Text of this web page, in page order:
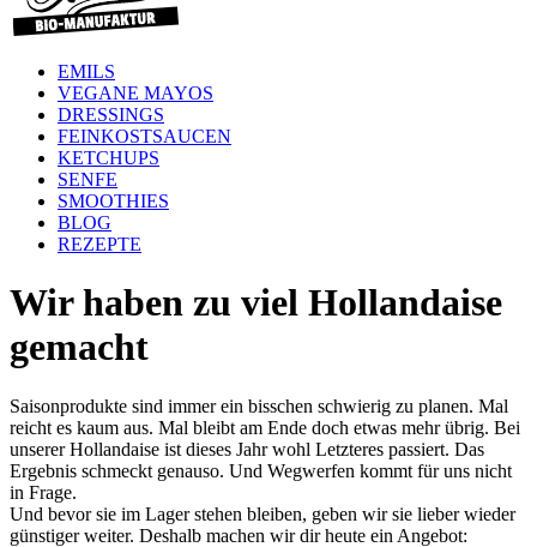
EMILS
VEGANE MAYOS
DRESSINGS
FEINKOSTSAUCEN
KETCHUPS
SENFE
SMOOTHIES
BLOG
REZEPTE
Wir haben zu viel Hollandaise
gemacht
Saisonprodukte sind immer ein bisschen schwierig zu planen. Mal
reicht es kaum aus. Mal bleibt am Ende doch etwas mehr übrig. Bei
unserer Hollandaise ist dieses Jahr wohl Letzteres passiert. Das
Ergebnis schmeckt genauso. Und Wegwerfen kommt für uns nicht
in Frage.
Und bevor sie im Lager stehen bleiben, geben wir sie lieber wieder
günstiger weiter. Deshalb machen wir dir heute ein Angebot: